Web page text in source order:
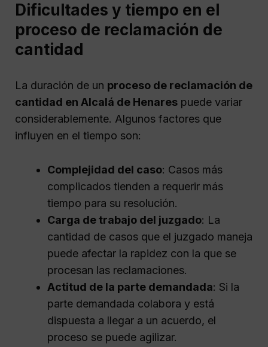
Dificultades y tiempo en el
proceso de reclamación de
cantidad
La duración de un proceso de reclamación de
cantidad en Alcalá de Henares puede variar
considerablemente. Algunos factores que
influyen en el tiempo son:
Complejidad del caso: Casos más
complicados tienden a requerir más
tiempo para su resolución.
Carga de trabajo del juzgado: La
cantidad de casos que el juzgado maneja
puede afectar la rapidez con la que se
procesan las reclamaciones.
Actitud de la parte demandada: Si la
parte demandada colabora y está
dispuesta a llegar a un acuerdo, el
proceso se puede agilizar.